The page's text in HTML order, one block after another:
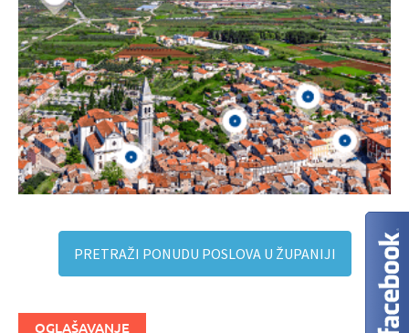
PRETRAŽI PONUDU POSLOVA U ŽUPANIJI
OGLAŠAVANJE